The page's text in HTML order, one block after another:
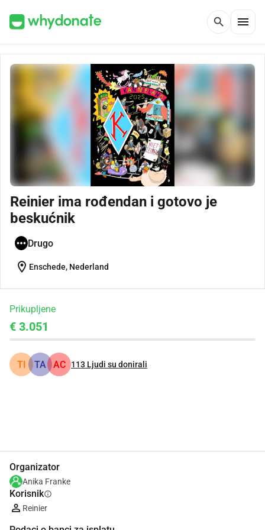
search menu
Reinier ima rođendan i gotovo je
beskućnik
Drugo
location_on Enschede, Nederland
Prikupljene
€ 3.051
TI TA AC 113 Ljudi su donirali
Organizator
Anika Franke
Korisnikinfo
Reinier